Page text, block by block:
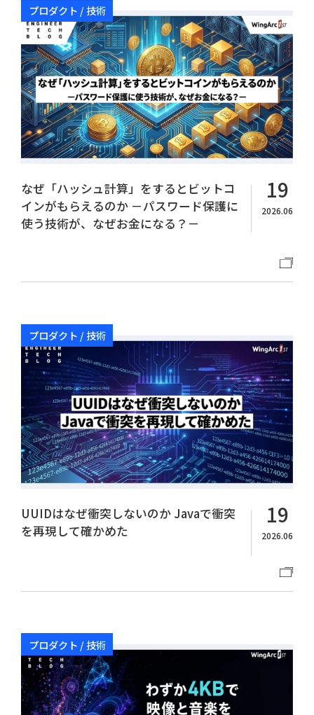
Copyright© WingArc1st Inc. All Rights Reserved.
プロダクト / 技術
なぜ「ハッシュ計算」をするとビットコ
インがもらえるのか －パスワード保護に
使う技術が、なぜお金になる？－
19
2026.06
プロダクト / 技術
UUIDはなぜ衝突しないのか Javaで衝突
を再現して確かめた
19
2026.06
プロダクト / 技術